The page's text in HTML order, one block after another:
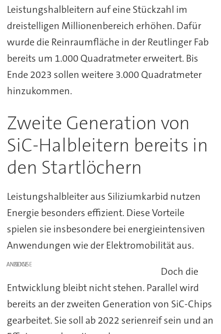
Leistungshalbleitern auf eine Stückzahl im
dreistelligen Millionenbereich erhöhen. Dafür
wurde die Reinraumfläche in der Reutlinger Fab
bereits um 1.000 Quadratmeter erweitert. Bis
Ende 2023 sollen weitere 3.000 Quadratmeter
hinzukommen.
Zweite Generation von
SiC-Halbleitern bereits in
den Startlöchern
Leistungshalbleiter aus Siliziumkarbid nutzen
Energie besonders effizient. Diese Vorteile
spielen sie insbesondere bei energieintensiven
Anwendungen wie der Elektromobilität aus.
ANZEIGE
Doch die
Entwicklung bleibt nicht stehen. Parallel wird
bereits an der zweiten Generation von SiC-Chips
gearbeitet. Sie soll ab 2022 serienreif sein und an